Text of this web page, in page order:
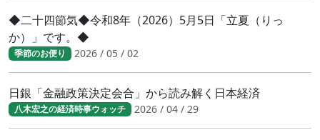
◆二十四節気◆令和8年（2026）5月5日「立夏（りっ
か）」です。◆
季節のお便り 2026 / 05 / 02
日銀「金融政策決定会合」から読み解く日本経済
八木宏之の経済時事ウォッチ 2026 / 04 / 29